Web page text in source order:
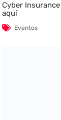
Cyber
aquí
Eventos